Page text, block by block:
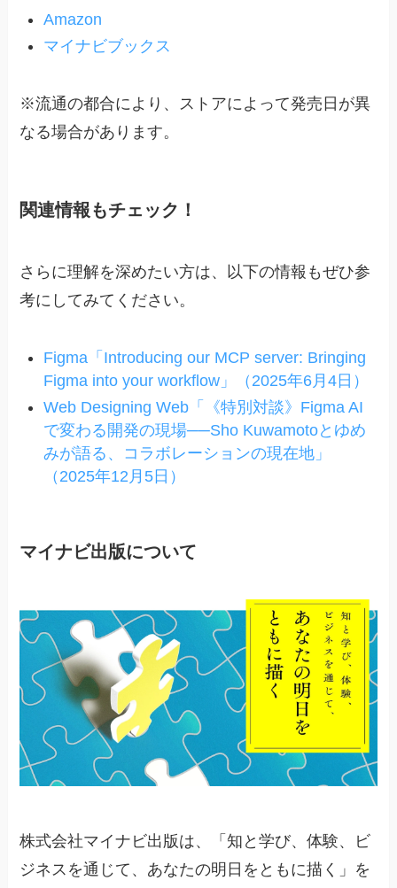
Amazon
マイナビブックス
※流通の都合により、ストアによって発売日が異
なる場合があります。
関連情報もチェック！
さらに理解を深めたい方は、以下の情報もぜひ参
考にしてみてください。
Figma「Introducing our MCP server: Bringing
Figma into your workflow」（2025年6月4日）
Web Designing Web「《特別対談》Figma AI
で変わる開発の現場──Sho Kuwamotoとゆめ
みが語る、コラボレーションの現在地」
（2025年12月5日）
マイナビ出版について
株式会社マイナビ出版は、「知と学び、体験、ビ
ジネスを通じて、あなたの明日をともに描く」を